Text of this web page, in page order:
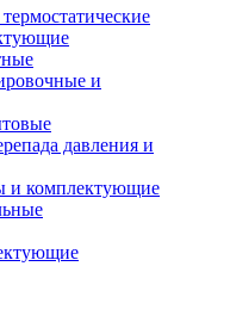
и
давления и
и комплектующие